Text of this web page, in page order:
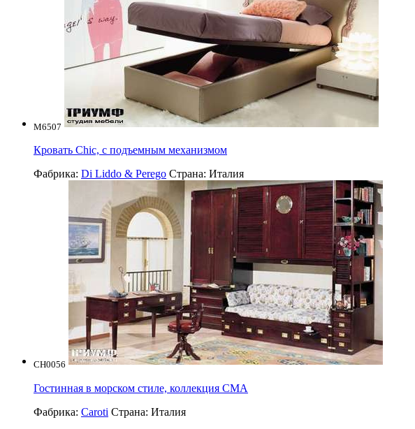
M6507
Кровать Chic, с подъемным механизмом
Фабрика: Di Liddo & Perego Страна: Италия
CH0056
Гостинная в морском стиле, коллекция CMA
Фабрика: Caroti Страна: Италия